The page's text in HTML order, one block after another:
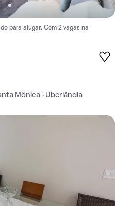
para alugar. Com 2 vagas na
Mônica · Uberlândia